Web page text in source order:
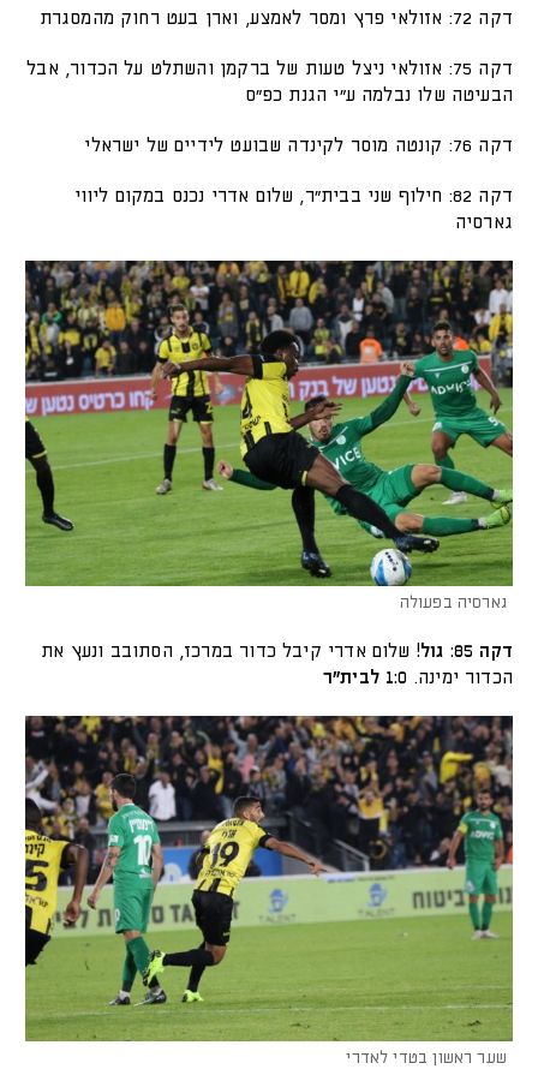
דקה 72: אזולאי פרץ ומסר לאמצע, וארן בעט רחוק מהמסגרת
דקה 75: אזולאי ניצל טעות של ברקמן והשתלט על הכדור, אבל
הבעיטה שלו נבלמה ע"י הגנת כפ"ס
דקה 76: קונטה מוסר לקינדה שבועט לידיים של ישראלי
דקה 82: חילוף שני בבית"ר, שלום אדרי נכנס במקום ליווי
גארסיה
גארסיה בפעולה
דקה 85: גול!
שלום אדרי קיבל כדור במרכז, הסתובב ונעץ את
הכדור ימינה. 1:0 לבית"ר
שער ראשון בטדי לאדרי